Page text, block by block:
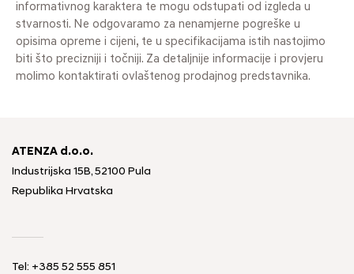
informativnog karaktera te mogu odstupati od izgleda u
stvarnosti. Ne odgovaramo za nenamjerne pogreške u
opisima opreme i cijeni, te u specifikacijama istih nastojimo
biti što precizniji i točniji. Za detaljnije informacije i provjeru
molimo kontaktirati ovlaštenog prodajnog predstavnika.
ATENZA d.o.o.
Industrijska 15B, 52100 Pula
Republika Hrvatska
Tel: +385 52 555 851